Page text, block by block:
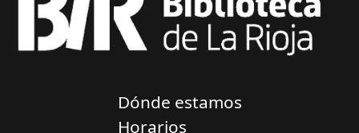
Dónde estamos
Horarios